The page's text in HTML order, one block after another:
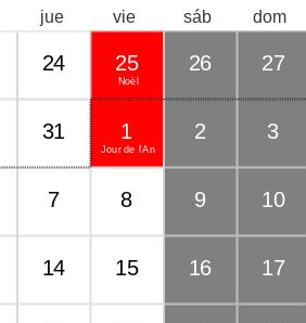
jue vie sáb dom
24
Noël
25 26 27
31
Jour de l'An
1 2 3
7 8 9 10
14 15 16 17